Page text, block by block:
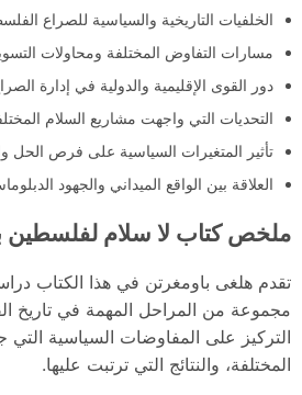
الخلفيات التاريخية والسياسية للصراع
مسارات التفاوض المختلفة ومحاولات
دور القوى الإقليمية والدولية في إدارة
التحديات التي واجهت مشاريع السلام
تأثير المتغيرات السياسية على فرص الحل
العلاقة بين الواقع الميداني والجهود
ملخص كتاب لا سلام
تقدم هلغى باومغرتن في هذا الكتاب
مجموعة من المراحل المهمة في تاريخ
التركيز على المفاوضات السياسية
المختلفة، والنتائج التي ترتبت عليها.